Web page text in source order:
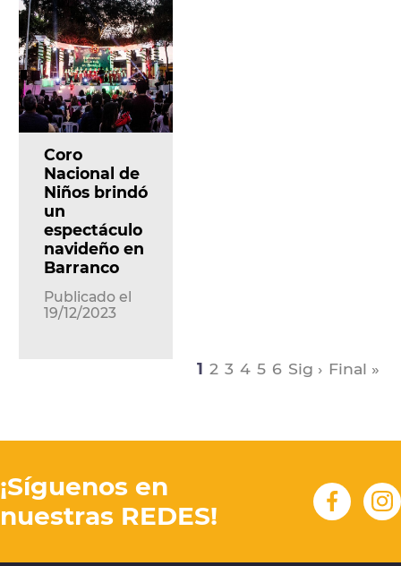
Coro
Nacional de
Niños brindó
un
espectáculo
navideño en
Barranco
Publicado el
19/12/2023
1 2 3 4 5 6 Sig › Final »
¡Síguenos en
nuestras REDES!